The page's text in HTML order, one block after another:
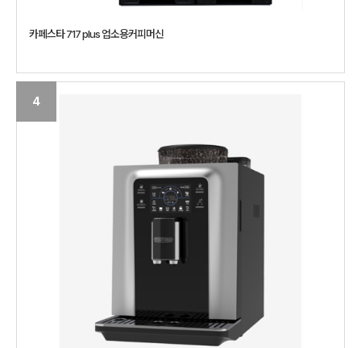
카페스타 717 plus 업소용커피머신
4